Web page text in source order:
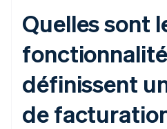
Quelles sont
définissent
de